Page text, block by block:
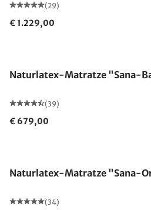
(29)
€ 1.229,00
Naturlatex-Matratze "Sana-
(39)
€ 679,00
Naturlatex-Matratze "Sana-
(34)